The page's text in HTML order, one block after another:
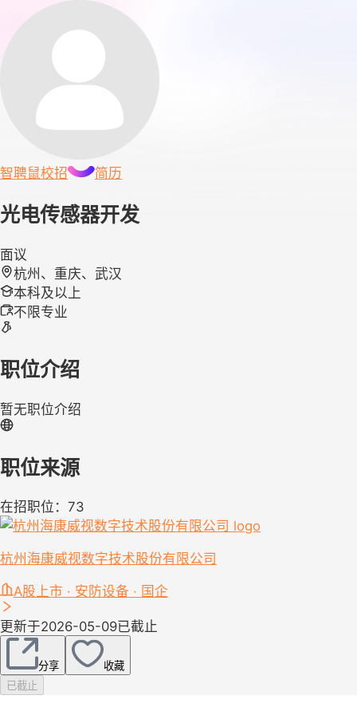
智聘鼠校招 简历
光电传感器开发
面议
杭州、重庆、武汉
本科及以上
不限专业
职位介绍
暂无职位介绍
职位来源
在招职位：73
杭州海康威视数字技术股份有限公司
A股上市 · 安防设备 · 国企
更新于2026-05-09已截止
分享
收藏
已截止